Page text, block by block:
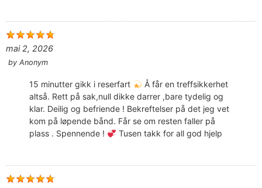
mai 2, 2026
by Anonym
15 minutter gikk i reserfart
Å får en treffsikkerhet
altså. Rett på sak,null dikke darrer ,bare tydelig og
klar. Deilig og befriende ! Bekreftelser på det jeg vet
kom på løpende bånd. Får se om resten faller på
plass . Spennende !
Tusen takk for all god hjelp